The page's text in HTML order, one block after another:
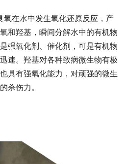
和羟基，瞬间分解水中的有机物
强氧化剂、催化剂，可是有机物
速。羟基对各种致病微生物有极
具有强氧化能力，对顽强的微生
杀伤力。